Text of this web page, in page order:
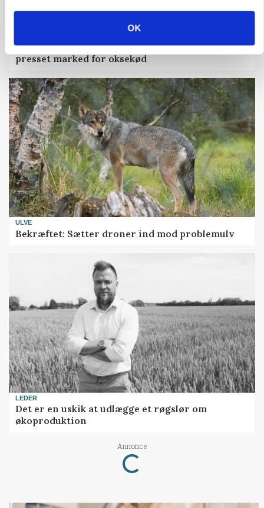
OK
Uændret notering: Spæde lyspunkter i fortsat
presset marked for oksekød
ULVE
Bekræftet: Sætter droner ind mod problemulv
LEDER
Det er en uskik at udlægge et røgslør om
økoproduktion
Annonce
Loading...